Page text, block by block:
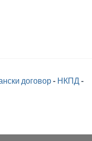
договор- НКПД-